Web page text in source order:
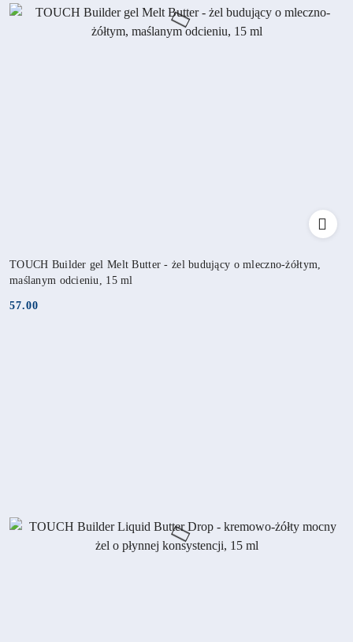
TOUCH Builder gel Melt Butter - żel budujący o mleczno-żółtym,
maślanym odcieniu, 15 ml
Cena:
57.00